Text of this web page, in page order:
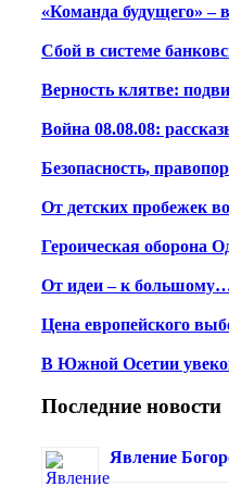
«Команда будущего» –
Сбой в системе
Верность клятве:
Война 08.08.08:
Безопасность,
От детских пробежек
Героическая оборона
От идеи – к
Цена европейского
В Южной Осетии
Последние новости
Явление